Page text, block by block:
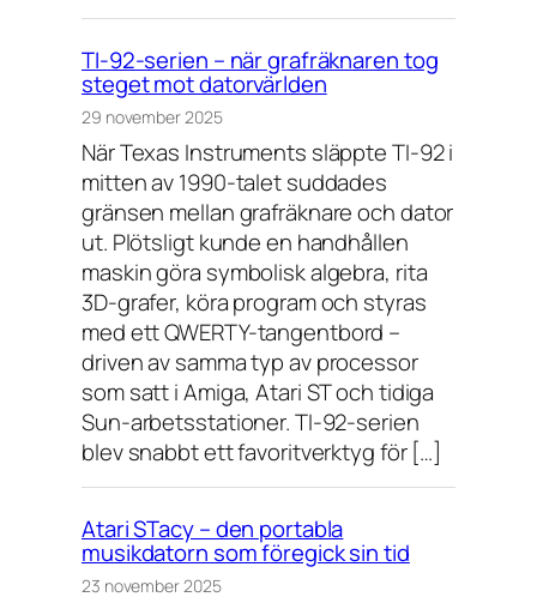
TI-92-serien – när grafräknaren tog
steget mot datorvärlden
29 november 2025
När Texas Instruments släppte TI-92 i
mitten av 1990-talet suddades
gränsen mellan grafräknare och dator
ut. Plötsligt kunde en handhållen
maskin göra symbolisk algebra, rita
3D-grafer, köra program och styras
med ett QWERTY-tangentbord –
driven av samma typ av processor
som satt i Amiga, Atari ST och tidiga
Sun-arbetsstationer. TI-92-serien
blev snabbt ett favoritverktyg för […]
Atari STacy – den portabla
musikdatorn som föregick sin tid
23 november 2025